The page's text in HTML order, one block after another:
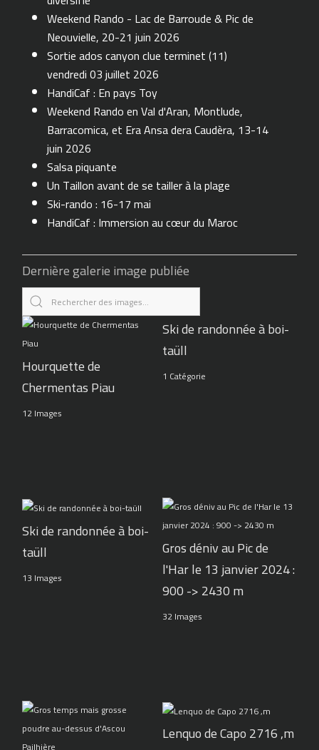
Weekend Rando - Lac de Barroude & Pic de
Neouvielle, 20-21 juin 2026
Sortie ados canyon clue terminet (11)
vendredi 03 juillet 2026
HandiCaf : En pays Toy
Weekend Rando en Val d'Aran, Montlude,
Barracomica, et Era Ansa dera Caudèra, 13-14
juin 2026
Salsa piquante
Un Taillon avant de se tailler à la plage
Ski-rando : 16-17 mai
HandiCaf : Immersion au cœur du Maroc
Dernière galerie image publiée
Hourquette de
Chermentas Piau
12 Images
Ski de randonnée à boi-
taüll
1 Catégorie
Ski de randonnée à boi-
taüll
13 Images
Gros déniv au Pic de
l'Har le 13 janvier 2024 :
900 -> 2430 m
32 Images
Lenquo de Capo 2716 ,m